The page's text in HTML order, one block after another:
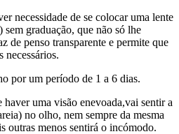
necessidade de se colocar uma lente
) sem graduação, que não só lhe
de penso transparente e permite que
necessários.
por um período de 1 a 6 dias.
uma visão enevoada,vai sentir a
no olho, nem sempre da mesma
outras menos sentirá o incómodo.